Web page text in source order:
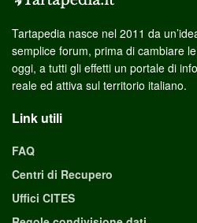
Tartapedia nasce nel 2011 da
semplice forum, prima di cambiare
oggi, a tutti gli effetti un portale di
reale ed attiva sul territorio italiano.
Link utili
FAQ
Centri di Recupero
Uffici CITES